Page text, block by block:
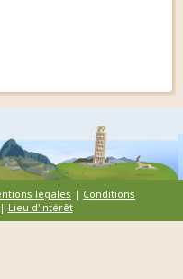
légales | Conditions
Lieu d'intérêt